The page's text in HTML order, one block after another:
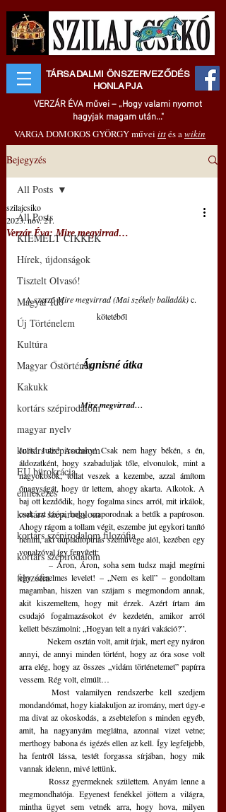
TÁRSADALMI ÖNSZERVEZŐDÉS
HONLAPJA
VERZÁR ÉVA művei – „Hogy valami nyomot
hagyjak magam után..."
VARGA DOMOKOS GYÖRGY művei ittés awikin
Bejegyzés
All Posts
KIEMELT CIKKEK
Hírek, újdonságok
Tisztelt Olvasó!
Magyar Idő
Új Történelem
Kultúra
Magyar Őstörténet
Kakukk
kortárs szépirodalom
magyar nyelv
kortárs szépirodalom
EU bürokrácia
emlékezés
kortárs szépirodalom
kortárs szépirodalom filozófia
kortárs szépirodalom
filozófia
All Posts
Verzár Éva: Mire megvirrad…
szilajcsiko
2023. nov. 21.
A szerző Mire megvirrad (Mai székely balladák) c.
kötetéből
Ágnisné átka
Mire megvirrad…
Julis! Julis! Asszony! Csak nem hagy békén, s én,
áldozatként, hogy szabaduljak tőle, elvonulok, mint a
nagyokosok, tollat veszek a kezembe, azzal ámítom
őnagyságát, hogy úr lettem, ahogy akarta. Alkotok. A
baj ott kezdődik, hogy fogalma sincs arról, mit irkálok,
csak azt lássa, hogy szaporodnak a betűk a papíroson.
Ahogy rágom a tollam végit, eszembe jut egykori tanító
nénim, aki dupladioptriás szemüvege alól, kezében egy
vonalzóval így fenyített:
egy szerelmes levelet! – „Nem es kell” – gondoltam
magamban, hiszen van szájam s megmondom annak,
akit kiszemeltem, hogy mit érzek. Azért írtam ám
csudajó fogalmazásokot év kezdetén, amikor arról
kellett bészámolni: „Hogyan telt a nyári vakáció?”.
	Nekem osztán volt, amit írjak, mert egy nyáron
annyi, de annyi minden történt, hogy az óra sose volt
arra elég, hogy az összes „vidám történetemet” papírra
vessem. Rég volt, elmúlt…
mondandómat, hogy kialakuljon az iromány, mert úgy-e
ma divat az okoskodás, a zsebtelefon s minden egyéb,
amit, ha nagyanyám meglátna, azonnal vizet vetne;
merthogy babona és igézés ellen az kell. Így legfeljebb,
ha fentről lássa, testét forgassa sírjában, hogy mik
vannak idelenn, mivé lettünk.
megmondhatója. Egyenest fenékkel jöttem a világra,
mintha ügyet sem vetnék arra, hogy hova, milyen